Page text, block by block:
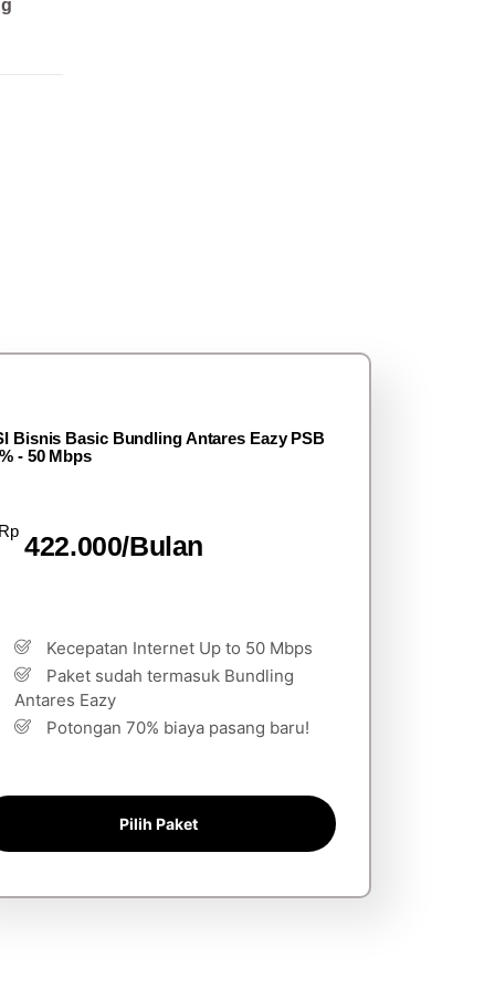
Bisnis Basic Bundling Antares Eazy PSB
- 50 Mbps
422.000/Bulan
Kecepatan Internet Up to 50 Mbps
Paket sudah termasuk Bundling
Antares Eazy
Potongan 70% biaya pasang baru!
Pilih Paket